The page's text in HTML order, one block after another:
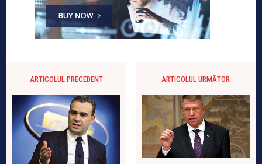
ARTICOLUL PRECEDENT ARTICOLUL URMĂTOR